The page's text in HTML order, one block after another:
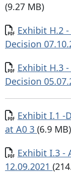
(9.27 MB)
Documento
Exhibit H.2
Decision
Documento
Exhibit H.3
Decision
Documento
Exhibit I.1 -
at A0 3 (6.9 MB)
Documento
Exhibit I.3 -
12.09.2021